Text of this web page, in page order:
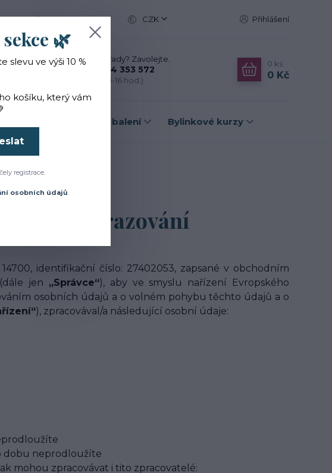
Kontakt CZK Přihlášení
Nevíte si rady? Zavolejte.
+420 774 353 572
(Po-Pá, 10-16 hod.)
0 ks
0 Kč
Dárková balení Bylinkové kurzy
marketingových nabídek
účely zobrazování
identifikační číslo: 27402053, zapsané v obchodním
jen „Správce“), aby ve smyslu nařízení Evropského
osobních údajů a o volném pohybu těchto údajů a o
), zpracovával/a následující osobní údaje:
dobu neprodloužíte
mohou zpracovávat i tito zpracovatelé:
🌿
slevu ve výši 10 %
košíku, který vám
registrace.
osobních údajů.